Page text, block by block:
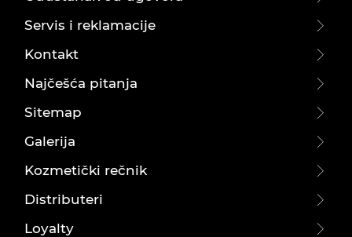
Servis i reklamacije
Kontakt
Najčešća pitanja
Sitemap
Galerija
Kozmetički rečnik
Distributeri
Loyalty